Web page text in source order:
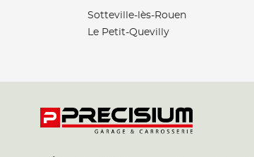
Sotteville-lès-Rouen
Le Petit-Quevilly